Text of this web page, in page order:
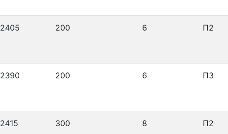
2405 200 6 П2
2390 200 6 П3
2415 300 8 П2